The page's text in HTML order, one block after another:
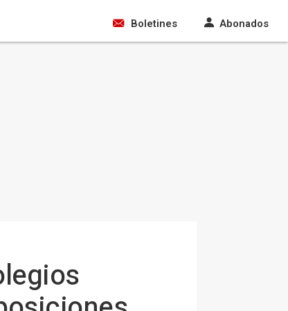
Boletines Abonados